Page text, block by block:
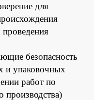
для
безопасность
и упаковочных
работ по
производства)